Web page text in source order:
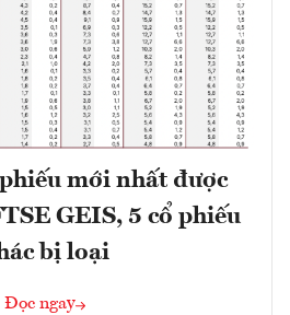
mới nhất được
GEIS, 5 cổ phiếu
bị loại
Đọc ngay